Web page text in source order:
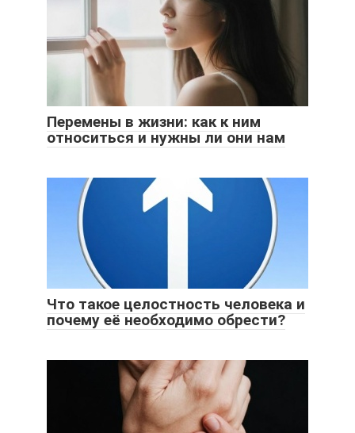
Перемены в жизни: как к ним
относиться и нужны ли они нам
Что такое целостность человека и
почему её необходимо обрести?